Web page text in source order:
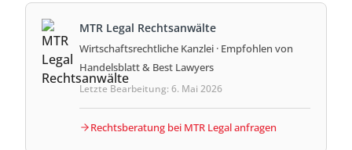
MTR Legal Rechtsanwälte
Wirtschaftsrechtliche Kanzlei · Empfohlen von
Handelsblatt & Best Lawyers
Letzte Bearbeitung: 6. Mai 2026
Rechtsberatung bei MTR Legal anfragen